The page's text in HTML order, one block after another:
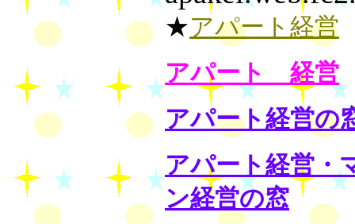
★アパート経営
アパート 経営
アパート経営の
アパート経営・
ン経営の窓